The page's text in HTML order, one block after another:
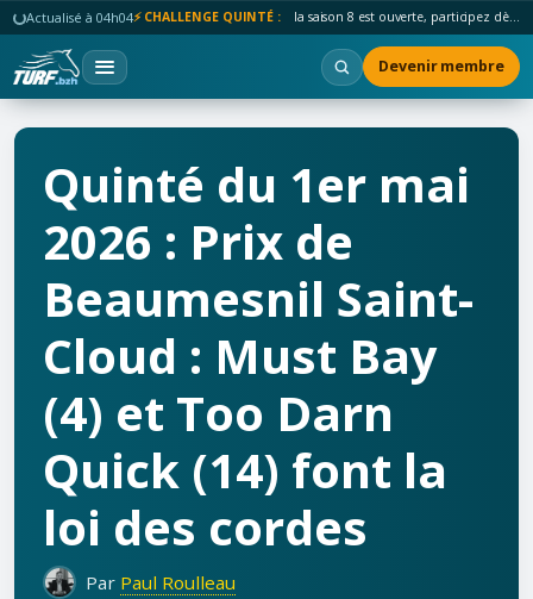
Actualisé à 04h04⚡ CHALLENGE QUINTÉ : la saison 8 est ouverte, participez dès maintenant !
Devenir membre
Quinté du 1er mai
2026 : Prix de
Beaumesnil Saint-
Cloud : Must Bay
(4) et Too Darn
Quick (14) font la
loi des cordes
Par Paul Roulleau